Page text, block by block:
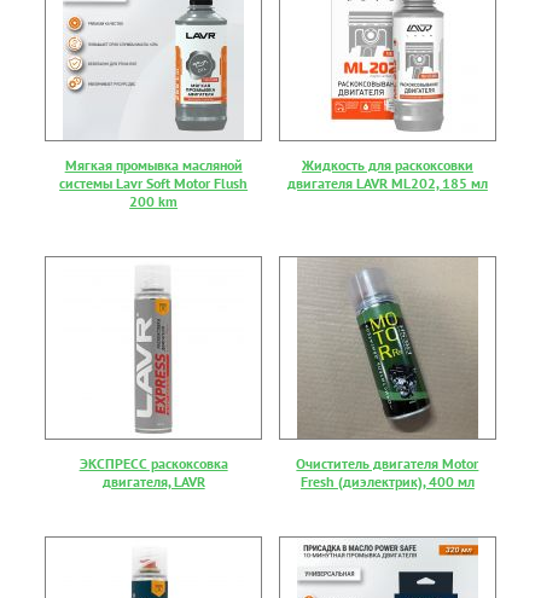
Мягкая промывка масляной
системы Lavr Soft Motor Flush
200 km
Жидкость для раскоксовки
двигателя LAVR ML202, 185 мл
ЭКСПРЕСС раскоксовка
двигателя, LAVR
Очиститель двигателя Motor
Fresh (диэлектрик), 400 мл